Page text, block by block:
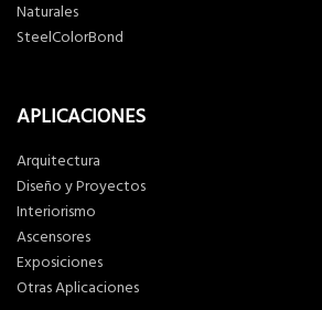
Naturales
SteelColorBond
APLICACIONES
Arquitectura
Diseño y Proyectos
Interiorismo
Ascensores
Exposiciones
Otras Aplicaciones